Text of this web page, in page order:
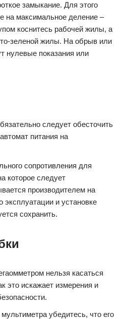
замыкание. Для этого
на максимальное деление –
коснитесь рабочей жилы, а
зеленой жилы. На обрыв или
нулевые показания или
следует обесточить
питания на
сопротивления для
которое следует
производителем на
эксплуатации и установке
сохранить.
нельзя касаться
это искажает измерения и
убедитесь, что его